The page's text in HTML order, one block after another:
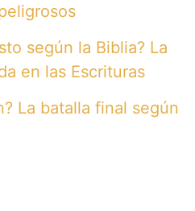
según la Biblia? La
en las Escrituras
La batalla final según